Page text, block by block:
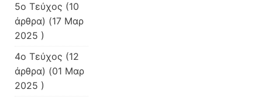
5ο Τεύχος (10
άρθρα) (17 Μαρ
2025 )
4ο Τεύχος (12
άρθρα) (01 Μαρ
2025 )